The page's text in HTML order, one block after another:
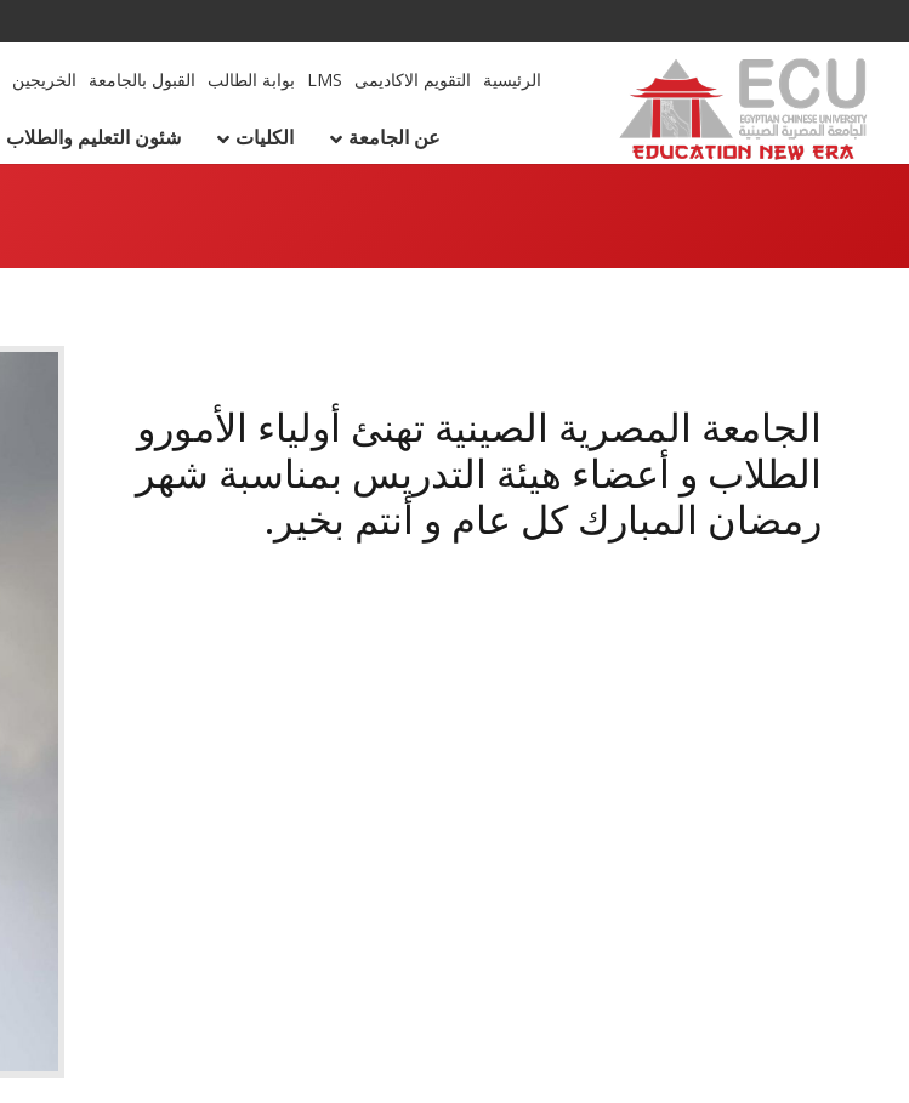
الرئيسية التقويم الاكاديمى LMS بوابة الطالب القبول بالجامعة الخريجين
عن الجامعة الكليات شئون التعليم والطلاب
الجامعة المصرية الصينية تهنئ أولياء الأمورو
الطلاب و أعضاء هيئة التدريس بمناسبة شهر
رمضان المبارك كل عام و أنتم بخير.